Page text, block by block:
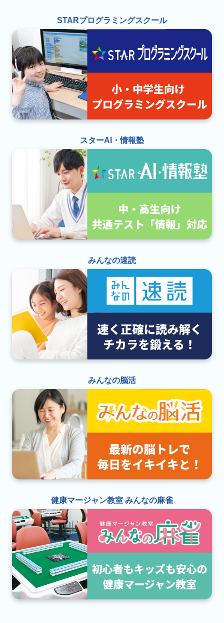
STARプログラミングスクール
スターAI・情報塾
みんなの速読
みんなの脳活
健康マージャン教室 みんなの麻雀